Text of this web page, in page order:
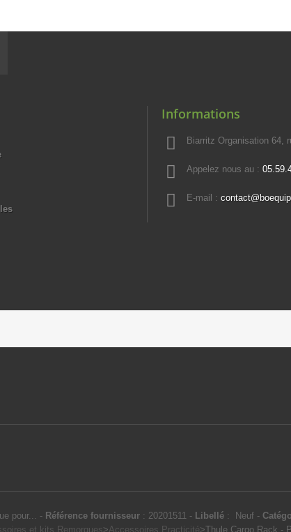
Informations
Biarritz Organisation 64,
Appelez nous au :
E-mail :
pour... - Référence fournisseur: 20201511- Libellé: Neuf-
et kits Remorques>Accessoires Practicité>Thule Cargo Rack -